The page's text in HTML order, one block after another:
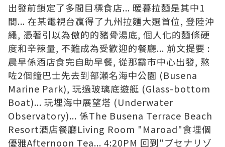
出發前鎖定了多間目標食店... 暖暮拉麵是其中1
間... 在某電視台贏得了九州拉麵大選首位, 登陸沖
繩, 憑著引以為傲的的豬骨湯底, 個人化的麵條硬
度和辛辣量, 不難成為受歡迎的餐廳... 前文提要 :
晨早係酒店食完自助早餐, 從那霸市中心出發, 熬
咗2個鐘巴士先去到部瀬名海中公園 (Busena
Marine Park), 玩過玻璃底遊艇 (Glass-bottom
Boat)... 玩埋海中展望塔 (Underwater
Observatory)... 係The Busena Terrace Beach
Resort酒店餐廳Living Room "Maroad"食埋個
優雅Afternoon Tea... 4:20PM 回到"ブセナリゾ